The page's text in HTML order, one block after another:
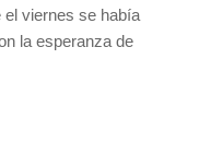
el viernes se había
la esperanza de